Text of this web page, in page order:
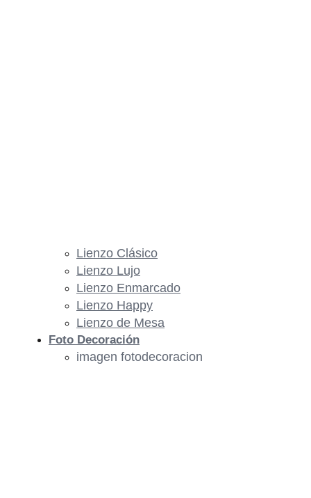
Lienzo Clásico
Lienzo Lujo
Lienzo Enmarcado
Lienzo Happy
Lienzo de Mesa
Foto Decoración
imagen fotodecoracion